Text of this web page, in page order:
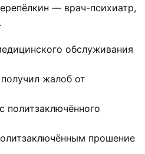
— врач-психиатр,
обслуживания
жалоб от
политзаключённого
прошение